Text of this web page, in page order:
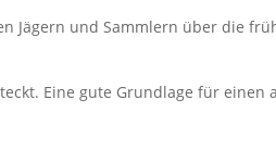
Jägern und Sammlern über die
Eine gute Grundlage für